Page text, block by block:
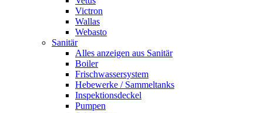
Victron
Wallas
Webasto
Sanitär
Alles anzeigen aus Sanitär
Boiler
Frischwassersystem
Hebewerke / Sammeltanks
Inspektionsdeckel
Pumpen